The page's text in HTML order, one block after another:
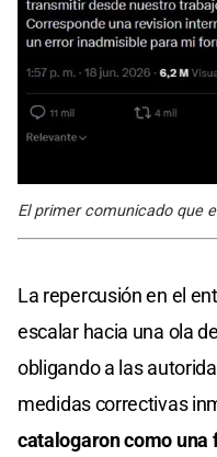
El primer comunicado que
La repercusión en el
escalar hacia una ola
obligando a las
medidas correctivas
catalogaron como una